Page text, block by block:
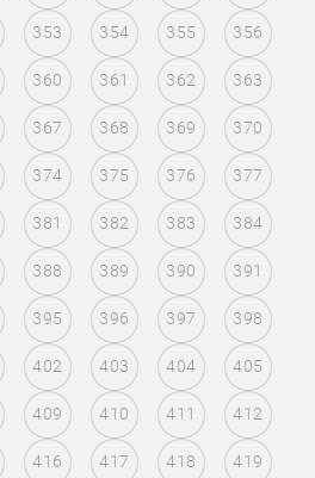
353 354 355 356
360 361 362 363
367 368 369 370
374 375 376 377
381 382 383 384
388 389 390 391
395 396 397 398
402 403 404 405
409 410 411 412
416 417 418 419